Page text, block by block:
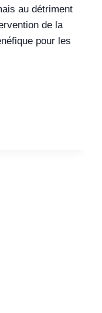
au détriment
de la
pour les